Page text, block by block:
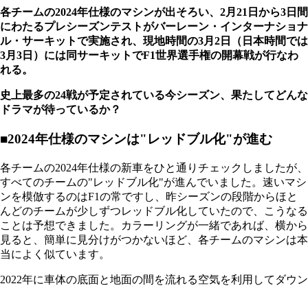
各チームの2024年仕様のマシンが出そろい、2月21日から3日間
にわたるプレシーズンテストがバーレーン・インターナショナ
ル・サーキットで実施され、現地時間の3月2日（日本時間では
3月3日）には同サーキットでF1世界選手権の開幕戦が行なわ
れる。
史上最多の24戦が予定されている今シーズン、果たしてどんな
ドラマが待っているか？
■2024年仕様のマシンは"レッドブル化"が進む
各チームの2024年仕様の新車をひと通りチェックしましたが、
すべてのチームの"レッドブル化"が進んでいました。速いマシ
ンを模倣するのはF1の常ですし、昨シーズンの段階からほと
んどのチームが少しずつレッドブル化していたので、こうなる
ことは予想できました。カラーリングが一緒であれば、横から
見ると、簡単に見分けがつかないほど、各チームのマシンは本
当によく似ています。
2022年に車体の底面と地面の間を流れる空気を利用してダウン